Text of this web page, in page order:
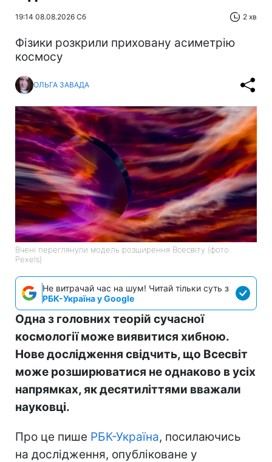
19:14 08.08.2026 Сб 2 хв
Фізики розкрили приховану асиметрію
космосу
ОЛЬГА ЗАВАДА
Вчені переглянули модель розширення Всесвіту (фото:
Pexels)
Не витрачай час на шум! Читай тільки суть з
РБК-Україна у Google
Одна з головних теорій сучасної
космології може виявитися хибною.
Нове дослідження свідчить, що Всесвіт
може розширюватися не однаково в усіх
напрямках, як десятиліттями вважали
науковці.
Про це пише РБК-Україна, посилаючись
на дослідження, опубліковане у